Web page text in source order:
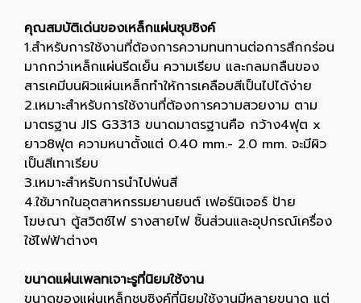
คุณสมบัติเด่นของเหล็กแผ่นชุบซิงค์
1.สำหรับการใช้งานที่ต้องการความทนทานต่อการสึกกร่อน
มากกว่าเหล็กแผ่นรีดเย็น ความเรียบ และกลมกลืนของ
สารเคมีบนผิวแผ่นเหล็กทำให้การเคลือบสีเป็นไปได้ง่าย
2.เหมาะสำหรับการใช้งานที่ต้องการความสวยงาม ตาม
มาตรฐาน JIS G3313 ขนาดมาตรฐานคือ กว้าง4ฟุต x
ยาว8ฟุต ความหนาตั้งแต่ 0.40 mm.- 2.0 mm. จะมีผิว
เป็นสีเทาเรียบ
3.เหมาะสำหรับการนำไปพ่นสี
4.ใช้มากในอุตสาหกรรมยานยนต์ เฟอร์นิเจอร์ ป้าย
โฆษณา ตู้สวิตซ์ไฟ รางสายไฟ ชิ้นส่วนและอุปกรณ์เครื่อง
ใช้ไฟฟ้าต่างๆ
ขนาดแผ่นเพลทเจาะรูที่นิยมใช้งาน
ขนาดของแผ่นเหล็กชุบซิงค์ที่นิยมใช้งานมีหลายขนาด แต่